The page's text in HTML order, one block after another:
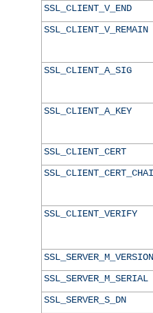
SSL_CLIENT_V_END
SSL_CLIENT_V_REMAIN
SSL_CLIENT_A_SIG
SSL_CLIENT_A_KEY
SSL_CLIENT_CERT
SSL_CLIENT_VERIFY
SSL_SERVER_M_VERSION
SSL_SERVER_M_SERIAL
SSL_SERVER_S_DN